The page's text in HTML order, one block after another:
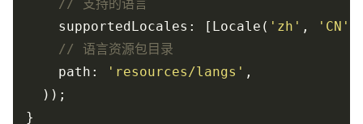
    supportedLocales: [Locale(
'zh' , 'CN'
    path:
'resources/langs'